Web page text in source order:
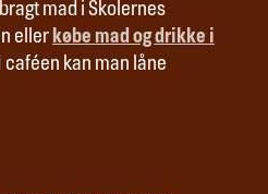
mad i Skolernes
eller købe mad og drikke i
caféen kan man låne